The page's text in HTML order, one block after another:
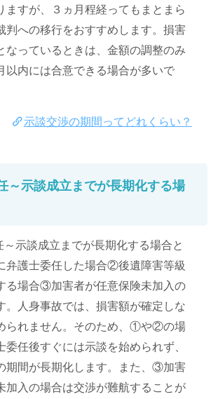
ますが、３ヵ月程経ってもまとまら
判への移行をおすすめします。損害
なっているときは、金額の調整のみ
以内には合意できる場合が多いで
示談交渉の期間ってどれくらい？
～示談成立までが長期化する場
～示談成立までが長期化する場合と
弁護士委任した場合②後遺障害等級
る場合③加害者が任意保険未加入の
。人身事故では、損害額が確定しな
られません。そのため、①や②の場
委任後すぐには示談を始められず、
期間が長期化します。また、③加害
加入の場合は交渉が難航することが